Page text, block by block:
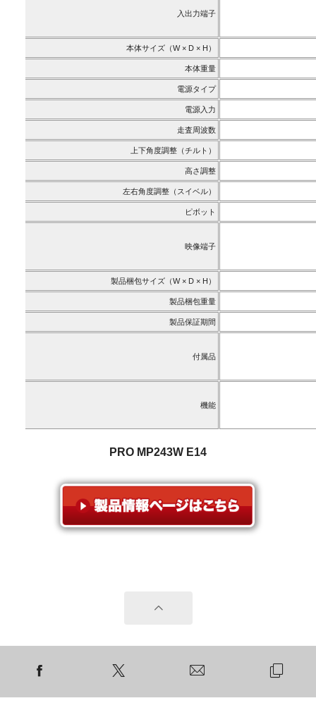
入出力端子
本体サイズ（W × D × H）
本体重量
電源タイプ
電源入力
走査周波数
上下角度調整（チルト）
高さ調整
左右角度調整（スイベル）
ピボット
映像端子
製品梱包サイズ（W × D × H）
製品梱包重量
製品保証期間
付属品
機能
PRO MP243W E14